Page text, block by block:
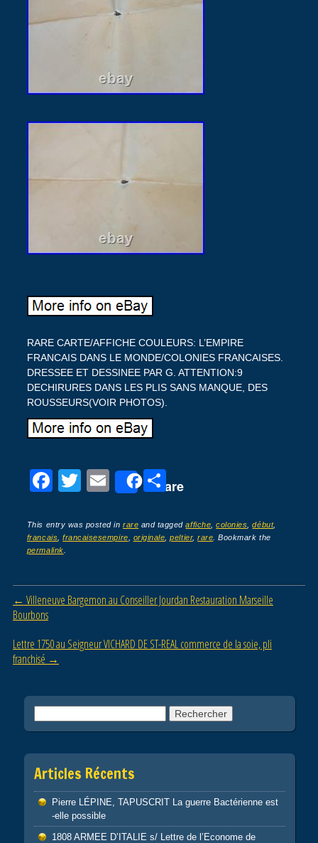
RARE CARTE/AFFICHE COULEURS: L’EMPIRE
FRANCAIS DANS LE MONDE/COLONIES FRANCAISES.
DRESSEE ET DESSINEE PAR G. ATTENTION:9
DECHIRURES DANS LES PLIS SANS MANQUE, DES
ROUSSEURS(VOIR PHOTOS).
F
c
e
o
k
T
tt
er
E
ail
Share
P
ta
g
This entry was posted inrare and taggedaffiche ,colonies ,début,
francais ,francaisesempire originale ,peltier,rare . Bookmark the
permalink
Post navigation
← Villeneuve Bargemon au Conseiller Jourdan Restauration Marseille
Bourbons
Lettre 1750 au Seigneur VICHARD DE ST-REAL commerce de la soie, pli
franchisé →
Articles Récents
Pierre LÉPINE, TAPUSCRIT La guerre Bactérienne est
-elle possible
1808 ARMEE D’ITALIE s/ Lettre de l’Econome de